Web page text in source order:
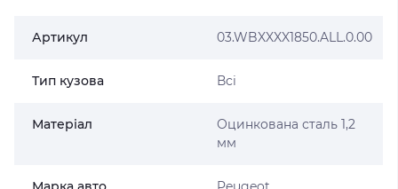
Артикул 03.WBXXXX1850.ALL.0.00
Тип кузова Всі
Матеріал
Оцинкована сталь 1,2
мм